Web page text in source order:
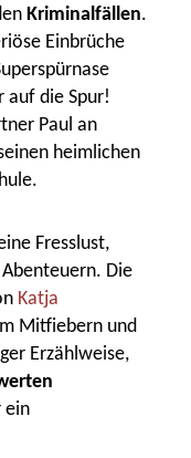
Kriminalfällen.
Einbrüche
auf die Spur!
Paul an
heimlichen
Fresslust,
Die
Katja
Mitfiebern und
Erzählweise,
ein